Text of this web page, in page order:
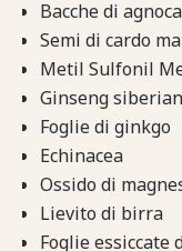
Bacche di
Semi di cardo
Metil Sulfonil
Ginseng
Foglie di ginkgo
Echinacea
Ossido di
Lievito di birra
Foglie essiccate